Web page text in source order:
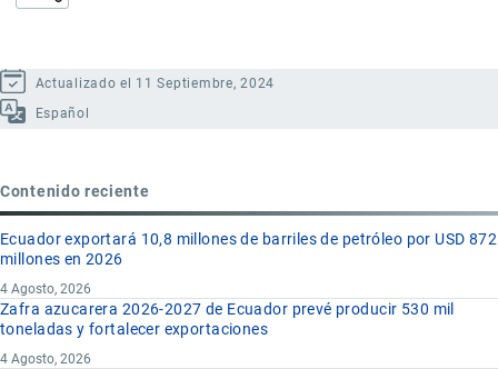
Actualizado el 11 Septiembre, 2024
Español
Contenido reciente
Ecuador exportará 10,8 millones de barriles de petróleo por USD 872
millones en 2026
4 Agosto, 2026
Zafra azucarera 2026-2027 de Ecuador prevé producir 530 mil
toneladas y fortalecer exportaciones
4 Agosto, 2026